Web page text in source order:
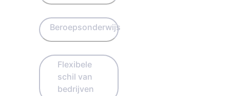
Beroepsonderwijs
Flexibele
schil van
bedrijven